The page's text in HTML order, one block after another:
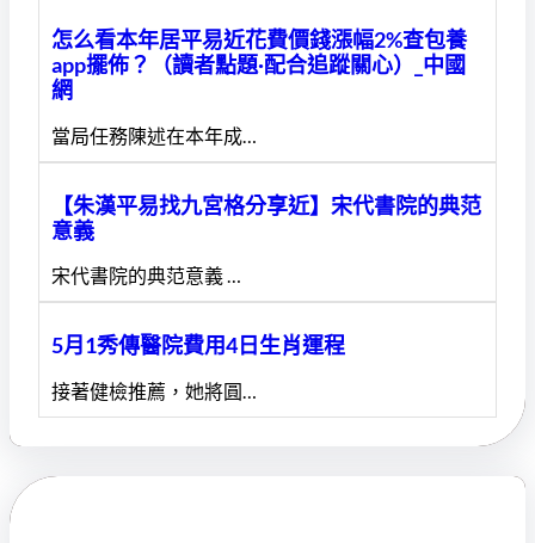
怎么看本年居平易近花費價錢漲幅2%查包養
app擺佈？（讀者點題·配合追蹤關心）_中國
網
當局任務陳述在本年成…
【朱漢平易找九宮格分享近】宋代書院的典范
意義
宋代書院的典范意義 …
5月1秀傳醫院費用4日生肖運程
接著健檢推薦，她將圓…